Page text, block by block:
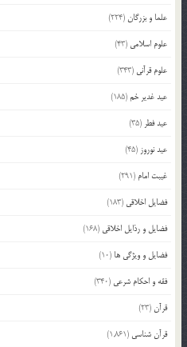
علما و بزرگان(224)
علوم اسلامی (43)
علوم قرآنی (343)
عید غدیر خم(185)
عید فطر (35)
عید نوروز (45)
غیبت امام (291)
فضایل اخلاقی (183)
فضایل و رذایل اخلاقی (168)
فضایل و ویژگی ها (10)
فقه و احکام شرعی (340)
قرآن(23)
قرآن شناسی (1,861)